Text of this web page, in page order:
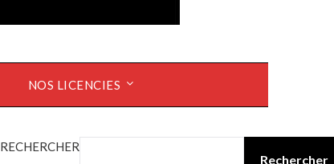
NOS LICENCIES
RECHERCHER
Rechercher